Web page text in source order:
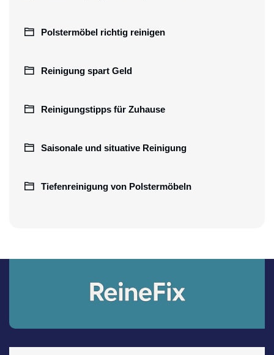
Polstermöbel richtig reinigen
Reinigung spart Geld
Reinigungstipps für Zuhause
Saisonale und situative Reinigung
Tiefenreinigung von Polstermöbeln